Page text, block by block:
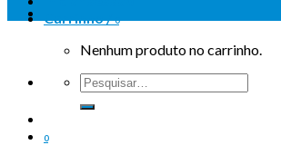
Carrinho /0
Nenhum produto no carrinho.
0